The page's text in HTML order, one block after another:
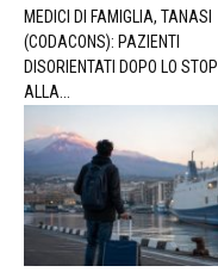
MEDICI DI FAMIGLIA, TANASI
(CODACONS): PAZIENTI
DISORIENTATI DOPO LO STOP
ALLA...